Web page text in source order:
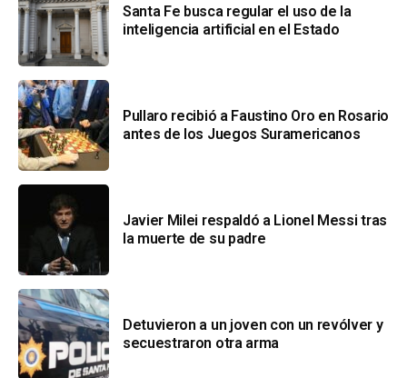
Santa Fe busca regular el uso de la
inteligencia artificial en el Estado
Pullaro recibió a Faustino Oro en Rosario
antes de los Juegos Suramericanos
Javier Milei respaldó a Lionel Messi tras
la muerte de su padre
Detuvieron a un joven con un revólver y
secuestraron otra arma